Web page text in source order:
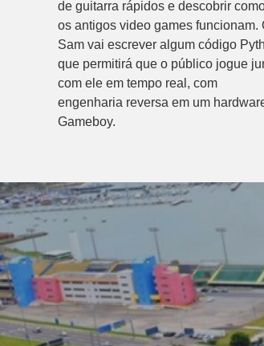
de guitarra rápidos e descobrir
os antigos video games funcionam.
Sam vai escrever algum código
que permitirá que o público jogue
com ele em tempo real, com
engenharia reversa em um
Gameboy.